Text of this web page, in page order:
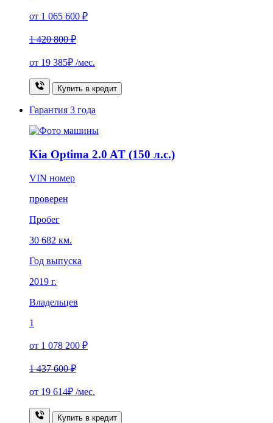
от 1 065 600 ₽
1 420 800 ₽
от 19 385₽ /мес.
Купить в кредит
Гарантия 3 года
Kia Optima 2.0 AT (150 л.с.)
VIN номер
проверен
Пробег
30 682 км.
Год выпуска
2019 г.
Владельцев
1
от 1 078 200 ₽
1 437 600 ₽
от 19 614₽ /мес.
Купить в кредит